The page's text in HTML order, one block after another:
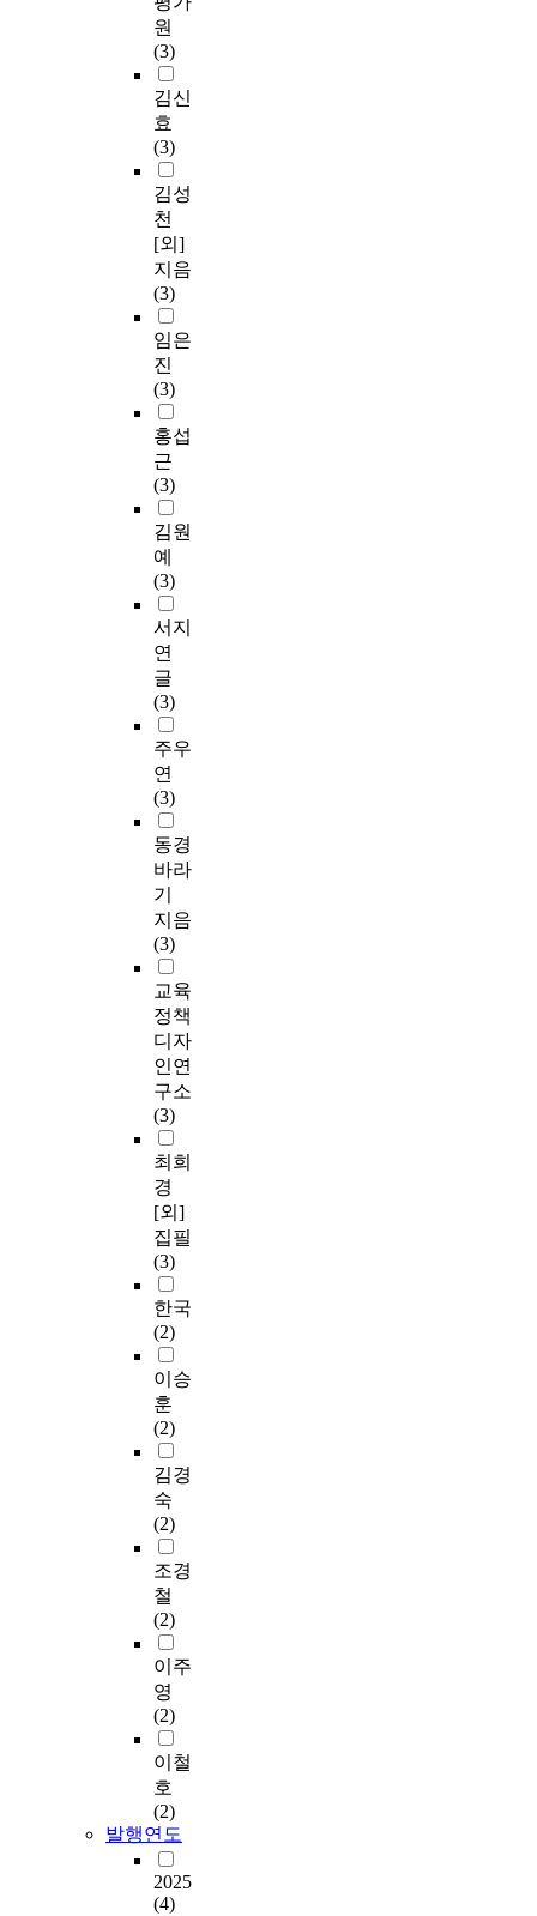
원
(3)
김신
효
(3)
김성
천
[외]
지음
(3)
임은
진
(3)
홍섭
근
(3)
김원
예
(3)
서지
연
글
(3)
주우
연
(3)
동경
바라
기
지음
(3)
교육
정책
디자
인연
구소
(3)
최희
경
[외]
집필
(3)
한국
(2)
이승
훈
(2)
김경
숙
(2)
조경
철
(2)
이주
영
(2)
이철
호
(2)
발행연도
2025
(4)